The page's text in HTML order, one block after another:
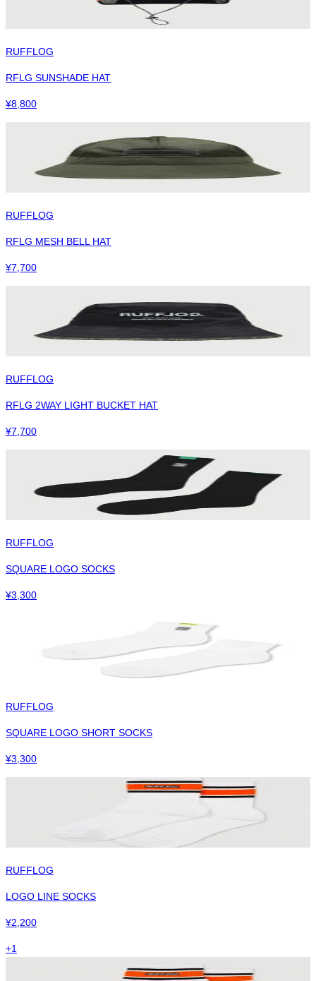
RUFFLOG
RFLG SUNSHADE HAT
¥8,800
RUFFLOG
RFLG MESH BELL HAT
¥7,700
RUFFLOG
RFLG 2WAY LIGHT BUCKET HAT
¥7,700
RUFFLOG
SQUARE LOGO SOCKS
¥3,300
RUFFLOG
SQUARE LOGO SHORT SOCKS
¥3,300
RUFFLOG
LOGO LINE SOCKS
¥2,200
+1